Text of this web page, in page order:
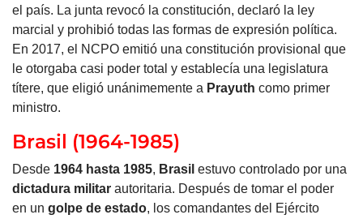
el país. La junta revocó la constitución, declaró la ley
marcial y prohibió todas las formas de expresión política.
En 2017, el NCPO emitió una constitución provisional que
le otorgaba casi poder total y establecía una legislatura
títere, que eligió unánimemente a Prayuth como primer
ministro.
Brasil (1964-1985)
Desde 1964 hasta 1985, Brasil estuvo controlado por una
dictadura militar autoritaria. Después de tomar el poder
en un golpe de estado, los comandantes del Ejército